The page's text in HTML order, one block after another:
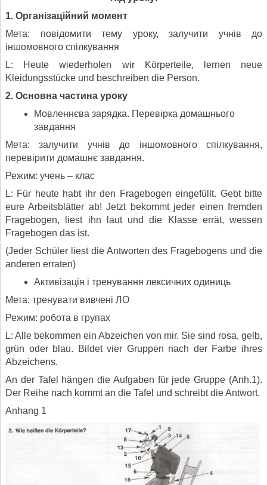
1. Організаційний момент
Мета: повідомити тему уроку, залучити учнів до
іншомовного спілкування
L: Heute wiederholen wir Körperteile, lernen neue
Kleidungsstücke und beschreiben die Person.
2. Основна частина уроку
Мовленнєва зарядка. Перевірка домашнього
завдання
Мета: залучити учнів до іншомовного спілкування,
перевірити домашнє завдання.
Режим: учень – клас
L: Für heute habt ihr den Fragebogen eingefüllt. Gebt bitte
eure Arbeitsblätter ab! Jetzt bekommt jeder einen fremden
Fragebogen, liest ihn laut und die Klasse errät, wessen
Fragebogen das ist.
(Jeder Schüler liest die Antworten des Fragebogens und die
anderen erraten)
Активізація і тренування лексичних одиниць
Мета: тренувати вивчені ЛО
Режим: робота в групах
L: Alle bekommen ein Abzeichen von mir. Sie sind rosa, gelb,
grün oder blau. Bildet vier Gruppen nach der Farbe ihres
Abzeichens.
An der Tafel hängen die Aufgaben für jede Gruppe (Anh.1).
Der Reihe nach kommt an die Tafel und schreibt die Antwort.
Anhang 1